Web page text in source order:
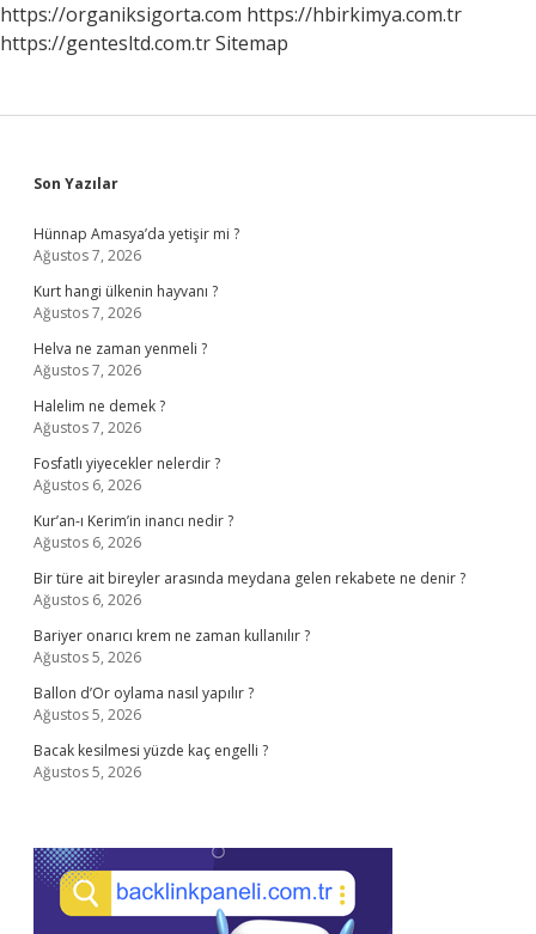
https://organiksigorta.com https://hbirkimya.com.tr
https://gentesltd.com.trSitemap
Sidebar
Son Yazılar
Hünnap Amasya’da yetişir mi ?
Ağustos 7, 2026
Kurt hangi ülkenin hayvanı ?
Ağustos 7, 2026
Helva ne zaman yenmeli ?
Ağustos 7, 2026
Halelim ne demek ?
Ağustos 7, 2026
Fosfatlı yiyecekler nelerdir ?
Ağustos 6, 2026
Kur’an-ı Kerim’in inancı nedir ?
Ağustos 6, 2026
Bir türe ait bireyler arasında meydana gelen rekabete ne denir ?
Ağustos 6, 2026
Bariyer onarıcı krem ne zaman kullanılır ?
Ağustos 5, 2026
Ballon d’Or oylama nasıl yapılır ?
Ağustos 5, 2026
Bacak kesilmesi yüzde kaç engelli ?
Ağustos 5, 2026